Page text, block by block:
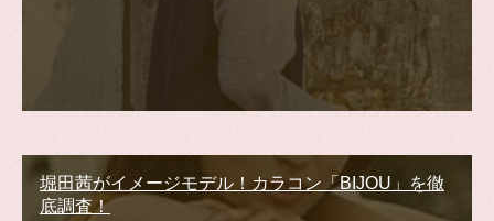
堀田茜がイメージモデル！カラコン「BIJOU」を徹
底調査！